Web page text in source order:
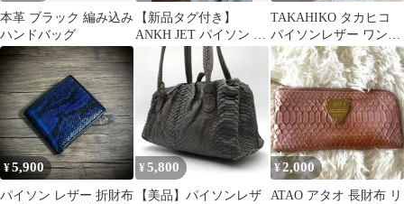
本革 ブラック 編み込み
ハンドバッグ
【新品タグ付き】
ANKH JET パイソン ハ
ンドバッグ 蛇革
TAKAHIKO タカヒコ
パイソンレザー ワンシ
ョルダーバッグ 蛇革
¥5,900
パイソン レザー 折財布
¥ 5,800
【美品】パイソンレザ
¥2,000
ATAO アタオ 長財布 リ